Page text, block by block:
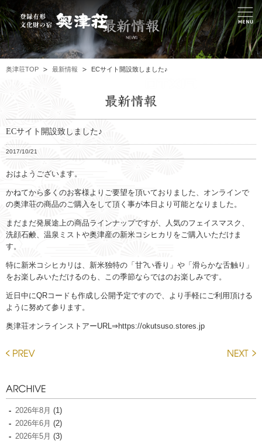
奥津荘TOP 最新情報 ECサイト開設致しました♪
ECサイト開設致しました♪
2017/10/21
おはようございます。
かねてから多くのお客様よりご要望を頂いておりました、オンラインで
の奥津荘の商品のご購入をして頂く事が本日より可能となりました。
まだまだ発展途上の商品ラインナップですが、人気のフェイスマスク、
洗顔石鹸、温泉ミストや奥津産の新米コシヒカリをご購入いただけま
す。
特に新米コシヒカリは、新米独特の「甘?い香り」や「滑らかな舌触り」
をお楽しみいただけるのも、この季節ならではのお楽しみです。
近日中にQRコードも作成し公開予定ですので、より手軽にご利用頂ける
ように努めて参ります。
奥津荘オンラインストアーURL⇒https://okutsuso.stores.jp
2026年8月 (1)
2026年6月 (2)
2026年5月 (3)